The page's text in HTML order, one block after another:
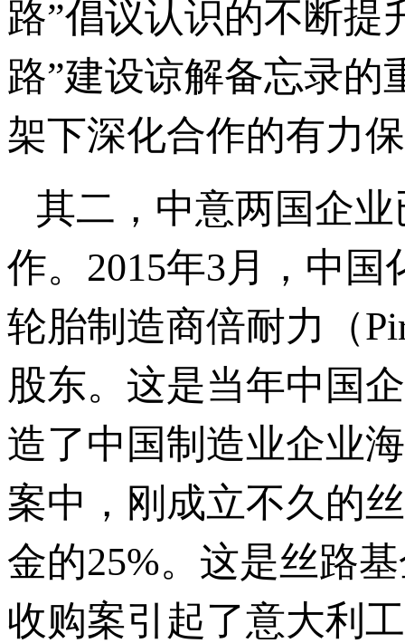
路”倡议认识的不断提
路”建设谅解备忘录的
架下深化合作的有力
其二，中意两国企
作。2015年3月，中
轮胎制造商倍耐力（
股东。这是当年中国
造了中国制造业企业
案中，刚成立不久的
金的25%。这是丝路
收购案引起了意大利